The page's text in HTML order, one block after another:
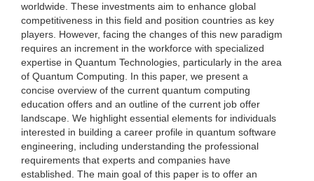
worldwide. These investments aim to enhance global
competitiveness in this field and position countries as key
players. However, facing the changes of this new paradigm
requires an increment in the workforce with specialized
expertise in Quantum Technologies, particularly in the area
of Quantum Computing. In this paper, we present a
concise overview of the current quantum computing
education offers and an outline of the current job offer
landscape. We highlight essential elements for individuals
interested in building a career profile in quantum software
engineering, including understanding the professional
requirements that experts and companies have
established. The main goal of this paper is to offer an